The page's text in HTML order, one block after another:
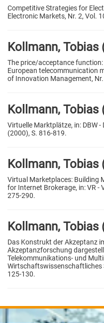
Competitive Strategies for
Electronic Markets, Nr. 2, Vol.
Kollmann, Tobias
The price/acceptance
European telecommunication
of Innovation Management,
Kollmann, Tobias
Virtuelle Marktplätze, in: DBW
(2000), S. 816-819.
Kollmann, Tobias
Virtual Marketplaces: Building
for Internet Brokerage, in: VR -
275-290.
Kollmann, Tobias
Das Konstrukt der Akzeptanz
Akzeptanzforschung
Telekommunikations- und
Wirtschaftswissenschaftliches
125-130.